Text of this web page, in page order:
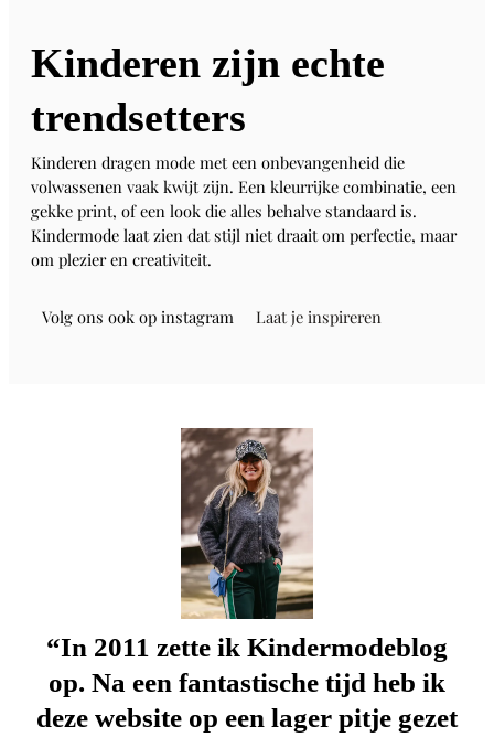
Kinderen zijn echte
trendsetters
Kinderen dragen mode met een onbevangenheid die
volwassenen vaak kwijt zijn. Een kleurrijke combinatie, een
gekke print, of een look die alles behalve standaard is.
Kindermode laat zien dat stijl niet draait om perfectie, maar
om plezier en creativiteit.
Volg ons ook op instagram Laat je inspireren
“In 2011 zette ik Kindermodeblog
op. Na een fantastische tijd heb ik
deze website op een lager pitje gezet